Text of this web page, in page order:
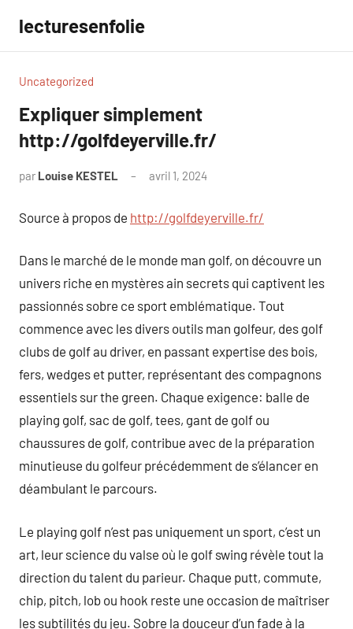
contenu
lecturesenfolie
Uncategorized
Expliquer simplement
http://golfdeyerville.fr/
par Louise KESTEL avril 1, 2024
Source à propos de http://golfdeyerville.fr/
Dans le marché de le monde man golf, on découvre un
univers riche en mystères ain secrets qui captivent les
passionnés sobre ce sport emblématique. Tout
commence avec les divers outils man golfeur, des golf
clubs de golf au driver, en passant expertise des bois,
fers, wedges et putter, représentant des compagnons
essentiels sur the green. Chaque exigence: balle de
playing golf, sac de golf, tees, gant de golf ou
chaussures de golf, contribue avec de la préparation
minutieuse du golfeur précédemment de s’élancer en
déambulant le parcours.
Le playing golf n’est pas uniquement un sport, c’est un
art, leur science du valse où le golf swing révèle tout la
direction du talent du parieur. Chaque putt, commute,
chip, pitch, lob ou hook reste une occasion de maîtriser
les subtilités du jeu. Sobre la douceur d’un fade à la